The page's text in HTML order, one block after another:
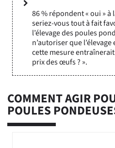
86 % répondent « oui » à
seriez-vous tout à fait
l’élevage des poules
n’autoriser que
cette mesure
prix des œufs ? ».
COMMENT AGIR
POULES